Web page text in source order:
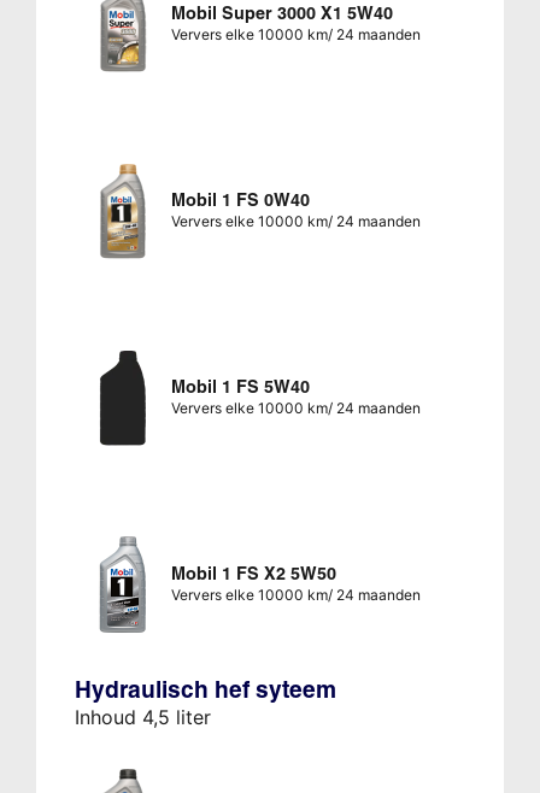
Mobil Super 3000 X1 5W40
Ververs elke 10000 km/ 24 maanden
Mobil 1 FS 0W40
Ververs elke 10000 km/ 24 maanden
Mobil 1 FS 5W40
Ververs elke 10000 km/ 24 maanden
Mobil 1 FS X2 5W50
Ververs elke 10000 km/ 24 maanden
Hydraulisch hef syteem
Inhoud 4,5 liter